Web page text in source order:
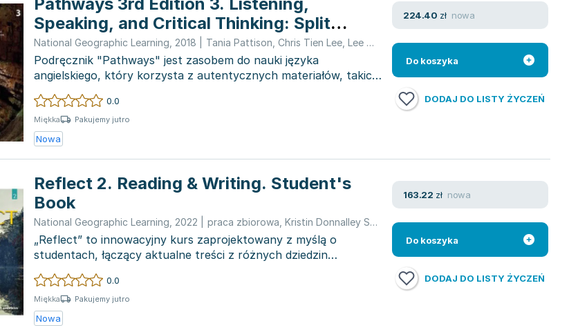
Speaking, and Critical Thinking: Split
Edition A with the Spark platform
National Geographic Learning 2018 Tania Pattison Chris Tien Lee Lee Christien
Podręcznik "Pathways" jest zasobem do nauki języka
angielskiego, który korzysta z autentycznych materiałów, takich
jak teksty i na...
0.0
Miękka Pakujemy jutro
Nowa
224.40 zł nowa
Do koszyka
DODAJ DO LISTY ŻYCZEŃ
Reflect 2. Reading & Writing. Student's
Book
National Geographic Learning 2022 praca zbiorowa Kristin Donnalley Sherman ,Chris Tien Lee,Lee Christien
„Reflect” to innowacyjny kurs zaprojektowany z myślą o
studentach, łączący aktualne treści z różnych dziedzin
naukowych z rozwijan...
0.0
Miękka Pakujemy jutro
Nowa
163.22 zł nowa
Do koszyka
DODAJ DO LISTY ŻYCZEŃ